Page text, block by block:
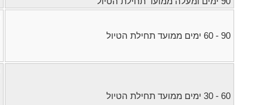
90 - 60 ימים ממועד תחילת הטיול
60 - 30 ימים ממועד תחילת הטיול